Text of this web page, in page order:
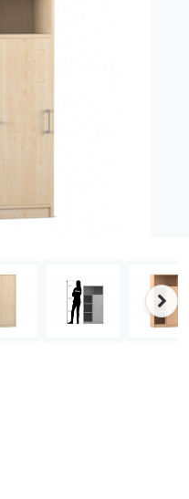
Bild